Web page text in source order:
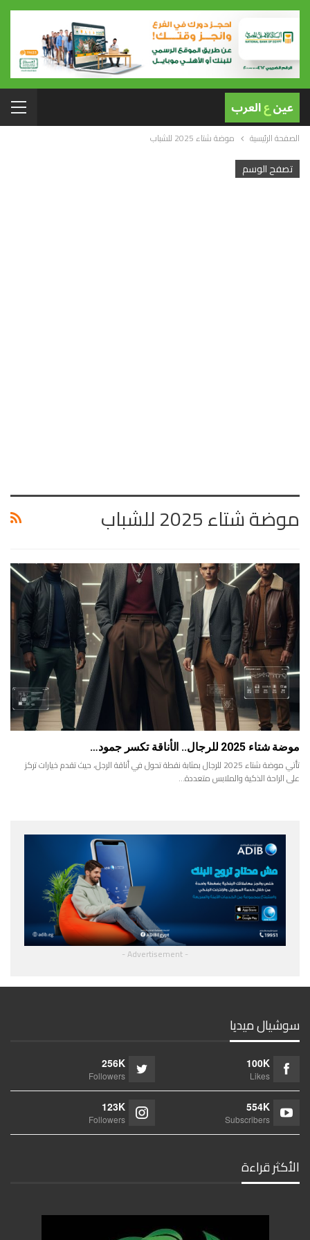
الصفحة الرئيسية موضة شتاء 2025 للشباب
تصفح الوسم
موضة شتاء 2025 للشباب
موضة شتاء 2025 للرجال.. الأناقة تكسر جمود…
تأتي موضة شتاء 2025 للرجال بمثابة نقطة تحول في أناقة الرجل، حيث تقدم خيارات تركز
على الراحة الذكية والملابس متعددة…
- Advertisement -
سوشيال ميديا
100K
Likes
256K
Followers
554K
Subscribers
123K
Followers
الأكثر قراءة